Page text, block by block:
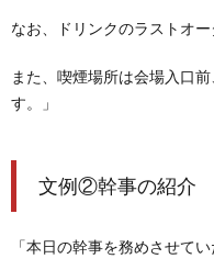
なお、ドリンクのラストオ
また、喫煙場所は会場入口
す。」
文例②幹事の紹介
「本日の幹事を務めさせて